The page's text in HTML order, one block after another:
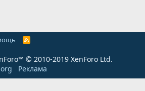
R
© 2010-2019 XenForo Ltd.
Реклама